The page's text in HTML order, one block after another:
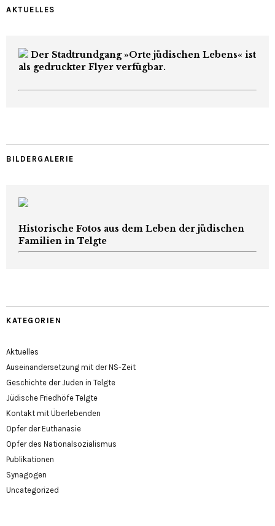
AKTUELLES
Der Stadtrundgang »Orte jüdischen Lebens« ist
als gedruckter Flyer verfügbar.
BILDERGALERIE
Historische Fotos aus dem Leben der jüdischen
Familien in Telgte
KATEGORIEN
Aktuelles
Auseinandersetzung mit der NS-Zeit
Geschichte der Juden in Telgte
Jüdische Friedhöfe Telgte
Kontakt mit Überlebenden
Opfer der Euthanasie
Opfer des Nationalsozialismus
Publikationen
Synagogen
Uncategorized